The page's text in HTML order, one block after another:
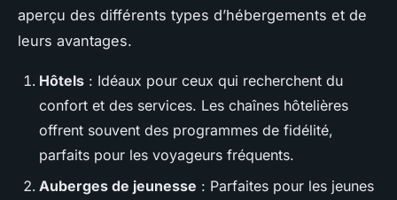
aperçu des différents types d’hébergements et de
leurs avantages.
Hôtels : Idéaux pour ceux qui recherchent du
confort et des services. Les chaînes hôtelières
offrent souvent des programmes de fidélité,
parfaits pour les voyageurs fréquents.
Auberges de jeunesse : Parfaites pour les jeunes